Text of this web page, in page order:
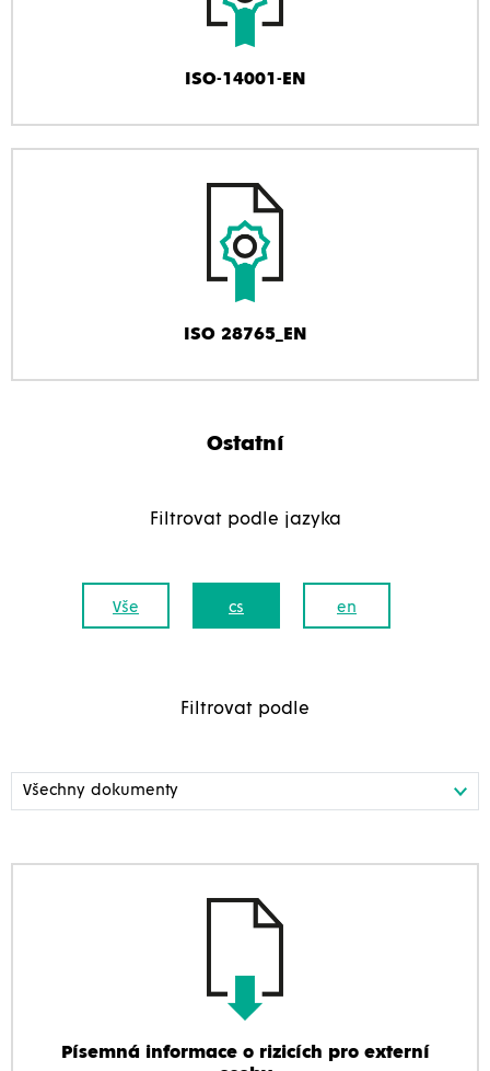
ISO-14001-EN
ISO 28765_EN
Ostatní
Filtrovat podle jazyka
Vše cs en
Filtrovat podle
Písemná informace o rizicích pro externí